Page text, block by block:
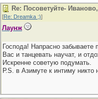
Re: Посоветуйте-
[Re: Dreamka ;)]
Лаунж
Господа! Напрасно
Вас и танцевать научат, и
Искренне советую подумать.
Р.S. в Азимуте к интиму никто